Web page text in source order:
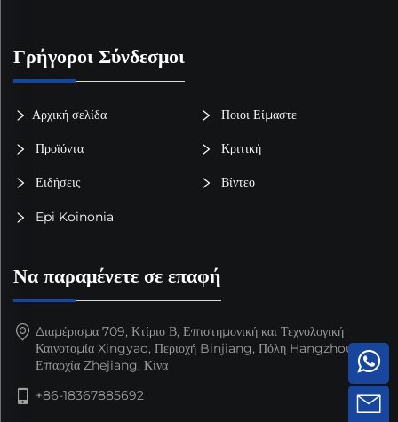
Γρήγοροι Σύνδεσμοι
Αρχική σελίδα Ποιοι Είμαστε
Προϊόντα Κριτική
Ειδήσεις Βίντεο
Epi Koinonia
Να παραμένετε σε επαφή
Διαμέρισμα 709, Κτίριο Β, Επιστημονική και Τεχνολογική
Καινοτομία Xingyao, Περιοχή Binjiang, Πόλη Hangzhou,
Επαρχία Zhejiang, Κίνα
+86-18367885692